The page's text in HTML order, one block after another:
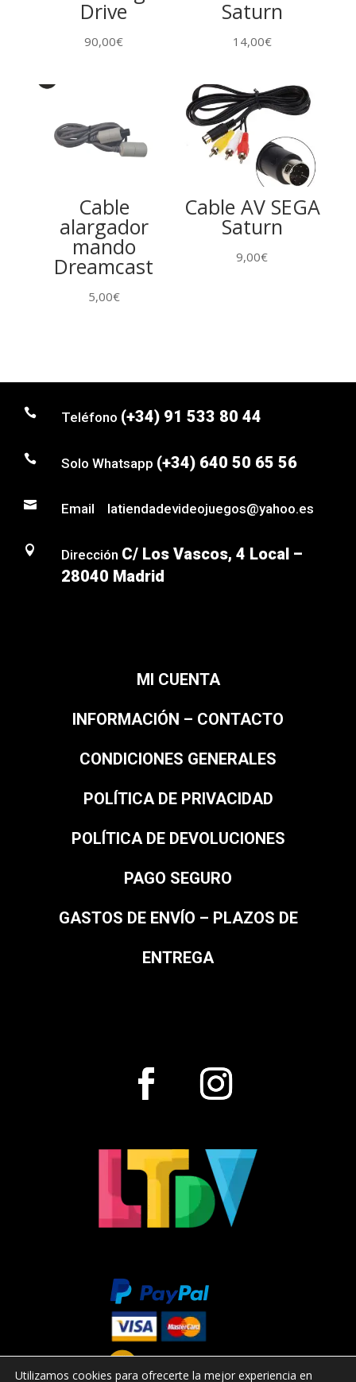
Drive
90,00€
Saturn
14,00€
Cable
alargador
mando
Dreamcast
5,00€
Cable AV SEGA
Saturn
9,00€
 Teléfono (+34) 91 533 80 44
 Solo Whatsapp (+34) 640 50 65 56
 Email latiendadevideojuegos@yahoo.es
 Dirección C/ Los Vascos, 4 Local –
28040 Madrid
MI CUENTA
INFORMACIÓN – CONTACTO
CONDICIONES GENERALES
POLÍTICA DE PRIVACIDAD
POLÍTICA DE DEVOLUCIONES
PAGO SEGURO
GASTOS DE ENVÍO – PLAZOS DE
ENTREGA
Utilizamos cookies para ofrecerte la mejor experiencia en